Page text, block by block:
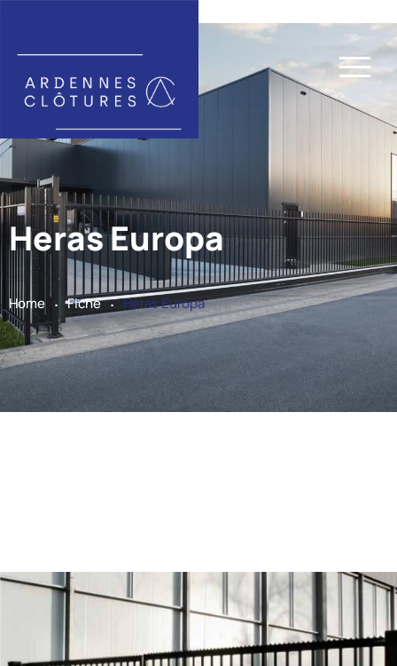
Heras Europa
Home . Fiche . Heras Europa